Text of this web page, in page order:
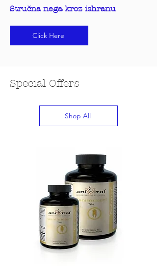
Stručna nega kroz ishranu
Click Here
Special Offers
Shop All